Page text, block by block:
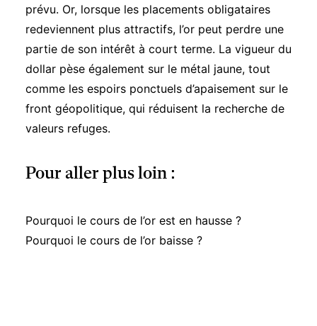
prévu. Or, lorsque les placements obligataires
redeviennent plus attractifs, l’or peut perdre une
partie de son intérêt à court terme. La vigueur du
dollar pèse également sur le métal jaune, tout
comme les espoirs ponctuels d’apaisement sur le
front géopolitique, qui réduisent la recherche de
valeurs refuges.
Pour aller plus loin :
Pourquoi le cours de l’or est en hausse ?
Pourquoi le cours de l’or baisse ?